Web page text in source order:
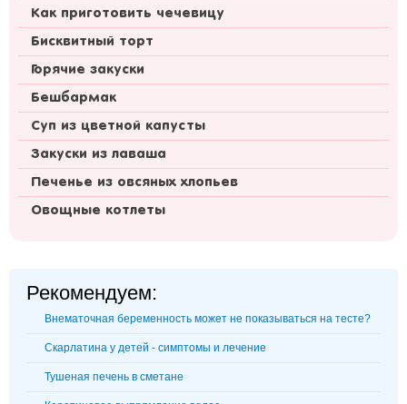
Как приготовить чечевицу
Бисквитный торт
Горячие закуски
Бешбармак
Суп из цветной капусты
Закуски из лаваша
Печенье из овсяных хлопьев
Овощные котлеты
Рекомендуем:
Внематочная беременность может не показываться на тесте?
Скарлатина у детей - симптомы и лечение
Тушеная печень в сметане